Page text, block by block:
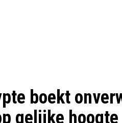
boekt
gelijke hoogte